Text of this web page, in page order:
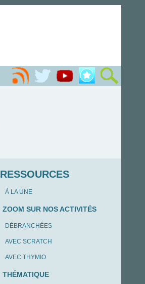
RESSOURCES
À LA UNE
ZOOM SUR NOS ACTIVITÉS
DÉBRANCHÉES
AVEC SCRATCH
AVEC THYMIO
THÉMATIQUE